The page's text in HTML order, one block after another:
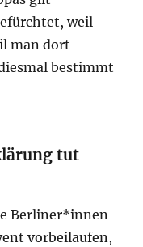
weil
man dort
bestimmt
tut
Berliner*innen
vorbeilaufen,